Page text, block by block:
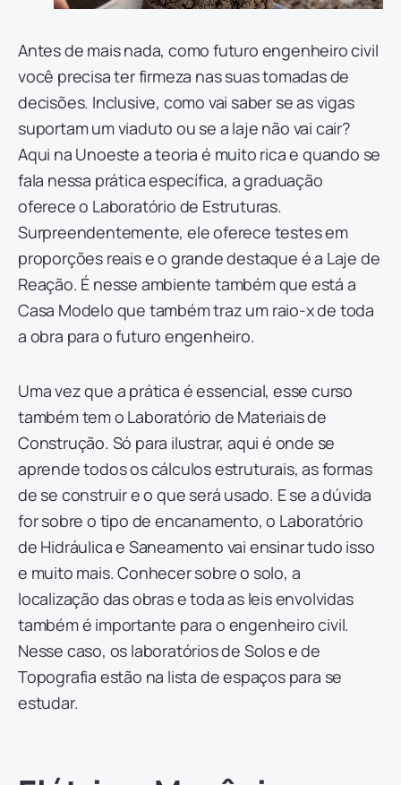
Antes de mais nada, como futuro engenheiro civil
você precisa ter firmeza nas suas tomadas de
decisões. Inclusive, como vai saber se as vigas
suportam um viaduto ou se a laje não vai cair?
Aqui na Unoeste a teoria é muito rica e quando se
fala nessa prática específica, a graduação
oferece o Laboratório de Estruturas.
Surpreendentemente, ele oferece testes em
proporções reais e o grande destaque é a Laje de
Reação. É nesse ambiente também que está a
Casa Modelo que também traz um raio-x de toda
a obra para o futuro engenheiro.
Uma vez que a prática é essencial, esse curso
também tem o Laboratório de Materiais de
Construção. Só para ilustrar, aqui é onde se
aprende todos os cálculos estruturais, as formas
de se construir e o que será usado. E se a dúvida
for sobre o tipo de encanamento, o Laboratório
de Hidráulica e Saneamento vai ensinar tudo isso
e muito mais. Conhecer sobre o solo, a
localização das obras e toda as leis envolvidas
também é importante para o engenheiro civil.
Nesse caso, os laboratórios de Solos e de
Topografia estão na lista de espaços para se
estudar.